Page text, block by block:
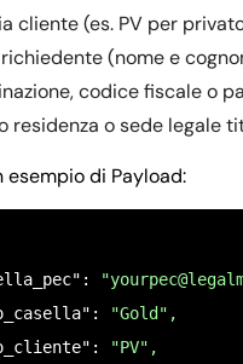
cliente (es. PV per
(nome e
codice fiscale o
residenza o sede legale
esempio di Payload:
"
"Gold",
"PV",